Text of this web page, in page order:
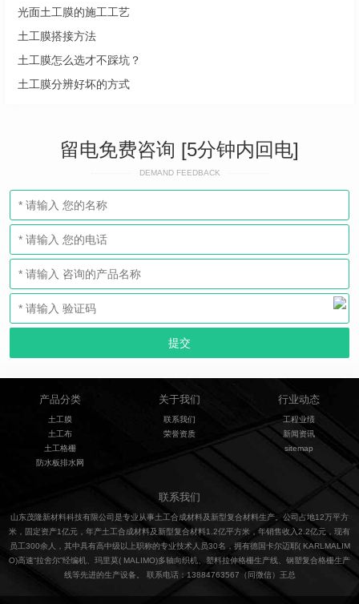
光面土工膜的施工工艺
土工膜搭接方法
土工膜怎么选才不踩坑？
土工膜分辨好坏的方式
留电免费咨询 [5分钟内回电]
DEMAND FEEDBACK
产品分类
土工膜
土工布
土工格栅
防水板排水网
关于我们
联系我们
荣誉资质
行业动态
工程业绩
新闻资讯
sitemap
联系我们
山东茂隆新材料科技有限公司是专业从事土工合成材料及新型复合材料生产。公司占地12万平方
米，固定资产1亿元，年产土工合成材料及新型复合材料1.2亿平方米，年销售收入2.2亿元，现有
员工300余人，其中具有高中级以上职称的专业技术人员30名，拥有德国卡尔迈耶( KARLMALIM
O)高速“拉舍尔”经编机、玛里莫( MALIMO)多轴向织机、塑料拉伸格栅生产线、钢塑复合格栅生产
线等先进的生产设备。 联系电话：13884763567（同微信）王总